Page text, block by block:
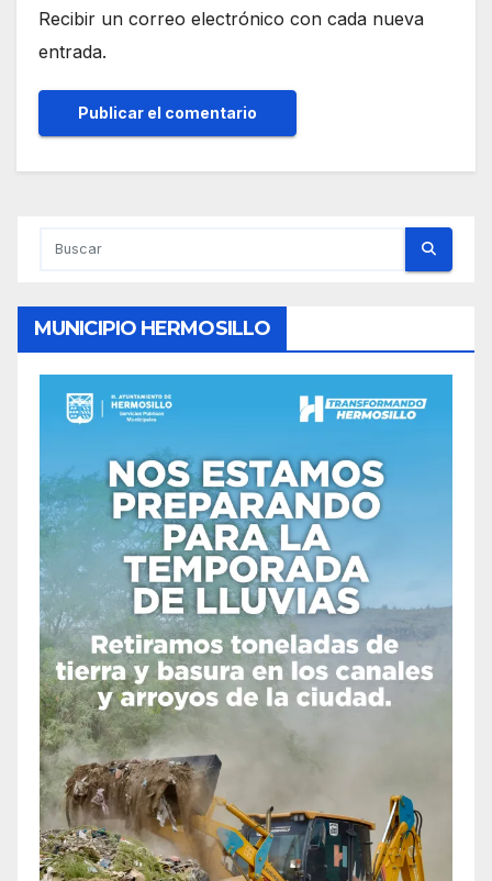
Recibir un correo electrónico con cada nueva
entrada.
MUNICIPIO HERMOSILLO